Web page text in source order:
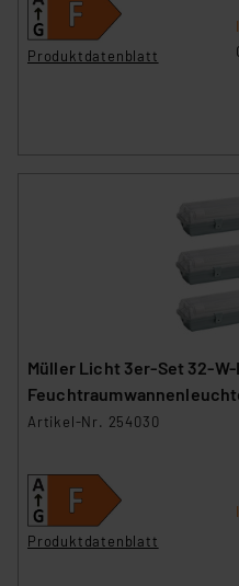
Produktdatenblatt
Müller Licht 3er-Set 32-W-
3360 lm, 4000 K, 120 cm
Artikel-Nr. 254030
Produktdatenblatt